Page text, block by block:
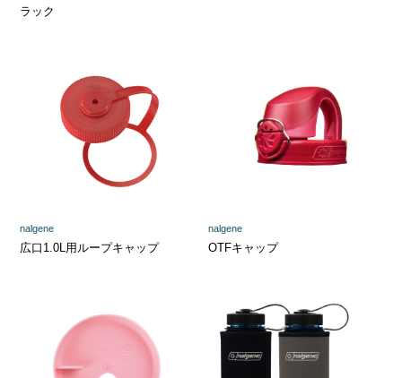
ラック
nalgene
広口1.0L用ループキャップ
nalgene
OTFキャップ